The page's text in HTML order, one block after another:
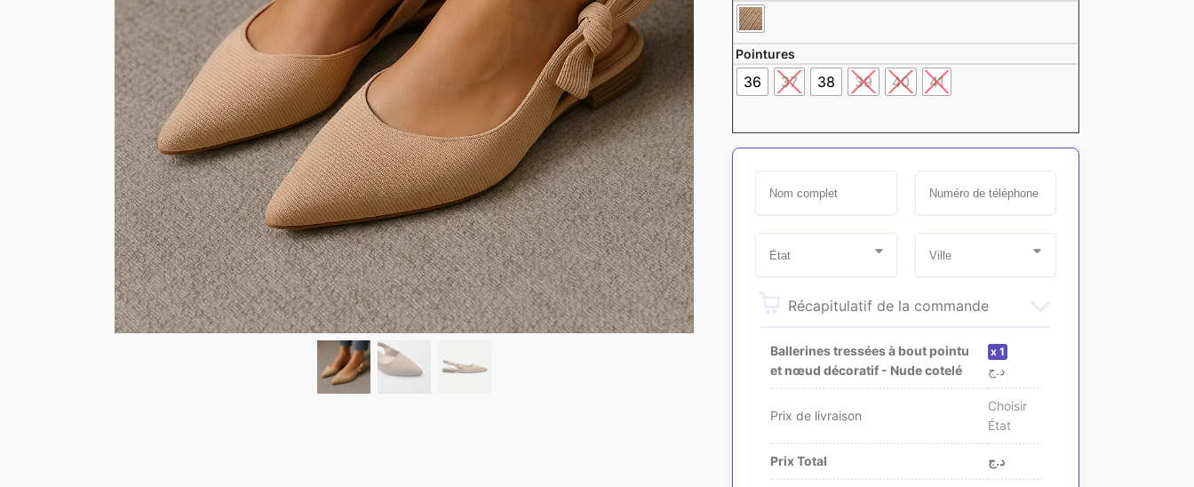
Pointures
36 37 38 39 40 41
Récapitulatif de la commande
Ballerines tressées à bout pointu
et nœud décoratif - Nude cotelé
1
د.ج
Prix de livraison
Choisir
État
Prix Total د.ج